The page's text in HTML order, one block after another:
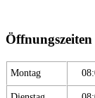
Montag